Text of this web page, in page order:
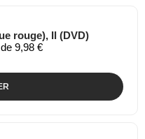
rouge), Il (DVD)
9,98 €